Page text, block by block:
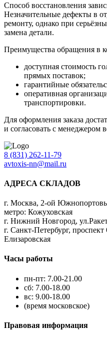
Способ восстановления
Незначительные дефекты в
ремонту, однако при
замена детали.
Преимущества обращения в
доступная стоимость
прямых поставок;
гарантийные
оперативная
транспортировки.
Для оформления заказа
и согласовать с менеджером
8 (831) 262-11-79
avtoxis-nn@mail.ru
АДРЕСА СКЛАДОВ
г. Москва, 2-ой
метро: Кожуховская
г. Нижний Новгород,
г. Санкт-Петербург,
Елизаровская
Часы работы
пн-пт: 7.00-21.00
сб: 7.00-18.00
вс: 9.00-18.00
(время московское)
Правовая информация